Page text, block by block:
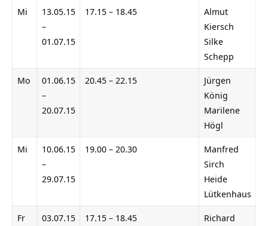
Mi
13.05.15
–
01.07.15
17.15 – 18.45
Almut
Kiersch
Silke
Schepp
Mo
01.06.15
–
20.07.15
20.45 – 22.15
Jürgen
König
Marilene
Högl
Mi
10.06.15
–
29.07.15
19.00 – 20.30
Manfred
Sirch
Heide
Lütkenhaus
Fr
03.07.15
17.15 – 18.45
Richard